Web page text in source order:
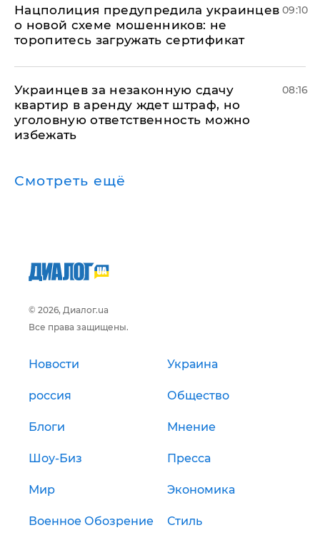
Нацполиция предупредила украинцев
о новой схеме мошенников: не
торопитесь загружать сертификат
09:10
Украинцев за незаконную сдачу
квартир в аренду ждет штраф, но
уголовную ответственность можно
избежать
08:16
Смотреть ещё
© 2026, Диалог.ua
Все права защищены.
Новости Украина
россия Общество
Блоги Мнение
Шоу-Биз Пресса
Мир Экономика
Военное Обозрение Стиль